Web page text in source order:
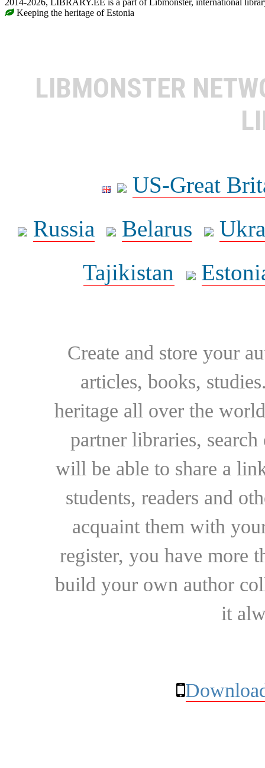
2014-2026, LIBRARY.EE is a part of Libmonster, international
Keeping the heritage of Estonia
LIBMONSTER
US-Great
Russia
Belarus
Tajikistan
Create and store your
articles, books,
heritage all over the
partner libraries,
will be able to share a
students, readers and
acquaint them with
register, you have more
build your own author
it